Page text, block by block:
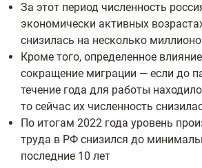
За этот период численность
экономически активных
снизилась на несколько
Кроме того, определенное
сокращение миграции — если до
течение года для работы
то сейчас их численность
По итогам 2022 года уровень
труда в РФ снизился до
последние 10 лет